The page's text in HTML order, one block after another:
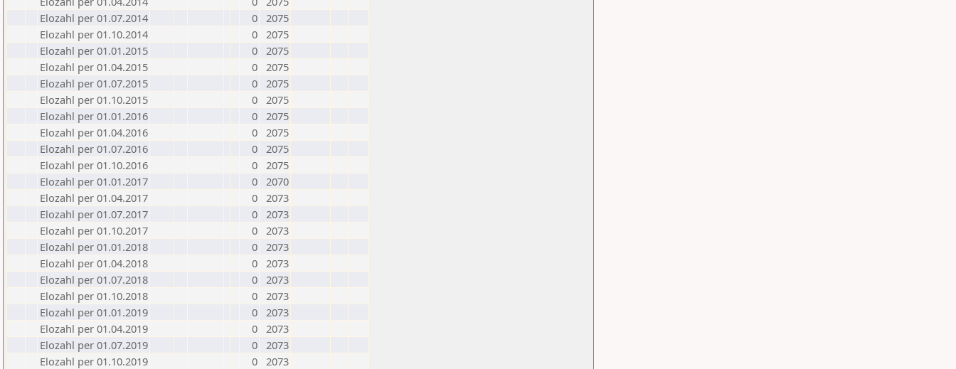
Elozahl per 01.07.2014
0 2075
Elozahl per 01.10.2014
0 2075
Elozahl per 01.01.2015
0 2075
Elozahl per 01.04.2015
0 2075
Elozahl per 01.07.2015
0 2075
Elozahl per 01.10.2015
0 2075
Elozahl per 01.01.2016
0 2075
Elozahl per 01.04.2016
0 2075
Elozahl per 01.07.2016
0 2075
Elozahl per 01.10.2016
0 2075
Elozahl per 01.01.2017
0 2070
Elozahl per 01.04.2017
0 2073
Elozahl per 01.07.2017
0 2073
Elozahl per 01.10.2017
0 2073
Elozahl per 01.01.2018
0 2073
Elozahl per 01.04.2018
0 2073
Elozahl per 01.07.2018
0 2073
Elozahl per 01.10.2018
0 2073
Elozahl per 01.01.2019
0 2073
Elozahl per 01.04.2019
0 2073
Elozahl per 01.07.2019
0 2073
Elozahl per 01.10.2019
0 2073